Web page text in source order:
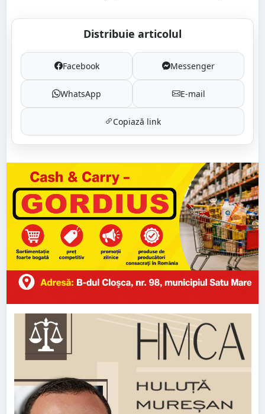
Distribuie articolul
Facebook Messenger
WhatsApp E-mail
Copiază link